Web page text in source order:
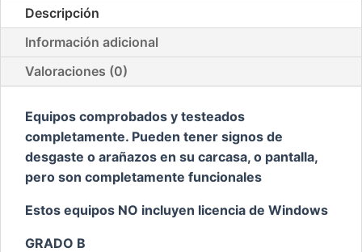
teclado
castellano
cantidad
Descripción
Información adicional
Valoraciones (0)
Equipos comprobados y testeados
completamente. Pueden tener signos de
desgaste o arañazos en su carcasa, o pantalla,
pero son completamente funcionales
Estos equipos NO incluyen licencia de Windows
GRADO B